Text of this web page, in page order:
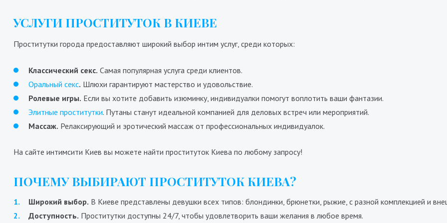
Стелла
5800₴ 11600₴
Деснянский
Дворец Украина
Габриела
Голосеевский
Выставочный центр (ВДНХ)
УСЛУГИ ПРОСТИТУТОК В КИЕВЕ
Проститутки города предоставляют широкий выбор интим услуг, среди которых:
Классический секс. Самая популярная услуга среди клиентов.
Оральный секс. Шлюхи гарантируют мастерство и удовольствие.
Ролевые игры. Если вы хотите добавить изюминку, индивидуалки помогут воплотить ваши фантазии.
Элитные проститутки. Путаны станут идеальной компанией для деловых встреч или мероприятий.
Массаж. Релаксирующий и эротический массаж от профессиональных индивидуалок.
На сайте интимсити Киев вы можете найти проституток Киева по любому запросу!
ПОЧЕМУ ВЫБИРАЮТ ПРОСТИТУТОК КИЕВА?
Широкий выбор. В Киеве представлены девушки всех типов: блондинки, брюнетки, рыжие, с разной комплекцией и
Доступность. Проститутки доступны 24/7, чтобы удовлетворить ваши желания в любое время.